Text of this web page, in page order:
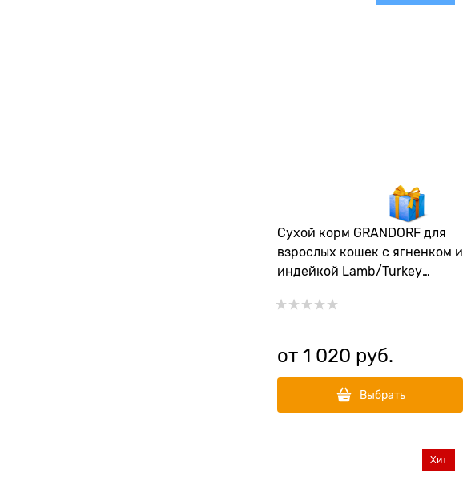
Сухой корм GRANDORF для
взрослых кошек с ягненком и
индейкой Lamb/Turkey
от 1 020 руб.
Выбрать
Хит